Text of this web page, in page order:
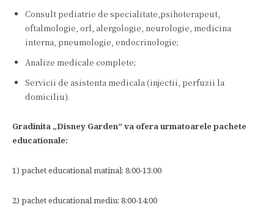
Consult pediatrie de specialitate,psihoterapeut,
oftalmologie, orl, alergologie, neurologie, medicina
interna, pneumologie, endocrinologie;
Analize medicale complete;
Servicii de asistenta medicala (injectii, perfuzii la
domiciliu).
Gradinita „Disney Garden” va ofera urmatoarele pachete
educationale:
1) pachet educational matinal: 8:00-13:00
2) pachet educational mediu: 8:00-14:00